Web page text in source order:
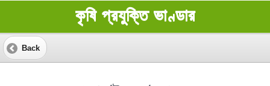
কৃষি প্রযুক্তি ভাণ্ডার
Back